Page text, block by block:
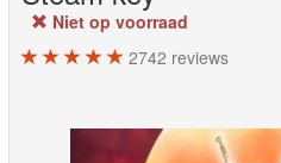
Niet op voorraad
2742 reviews